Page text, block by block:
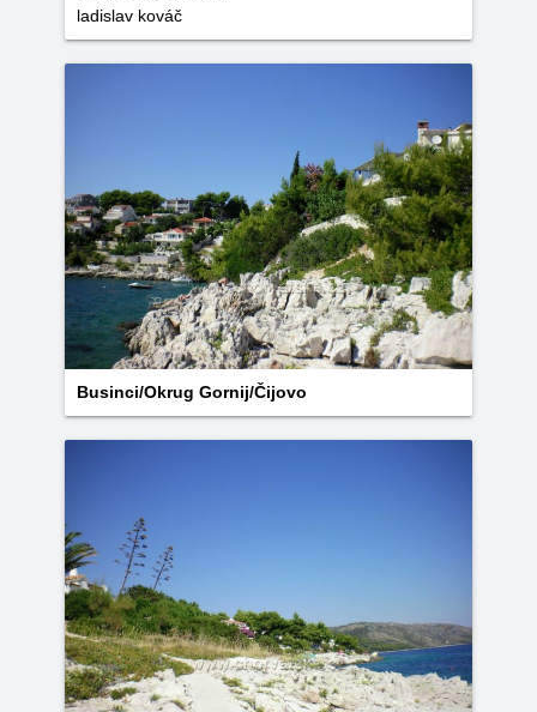
ladislav kováč
Businci/Okrug Gornij/Čijovo